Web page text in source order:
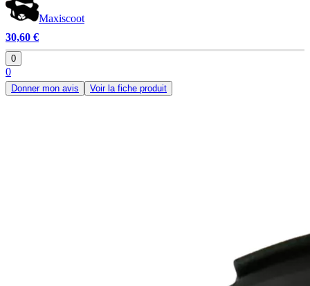
Maxiscoot
30,60 €
0
0
Donner mon avis Voir la fiche produit